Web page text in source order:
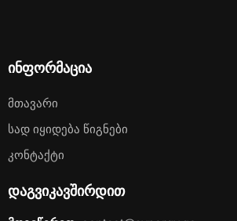
ინფორმაცია
Მთავარი
Სად Იყიდება Წიგნები
Კონტაქტი
დაგვიკავშირდით